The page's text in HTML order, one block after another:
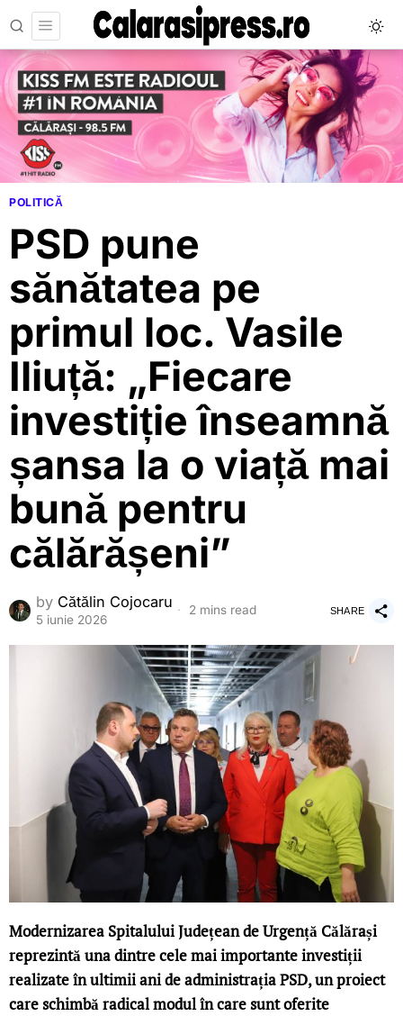
POLITICĂ
PSD pune
sănătatea pe
primul loc. Vasile
Iliuță: „Fiecare
investiție înseamnă
șansa la o viață mai
bună pentru
călărășeni”
by Cătălin Cojocaru
5 iunie 2026
2 mins read SHARE
Modernizarea Spitalului Județean de Urgență Călărași
reprezintă una dintre cele mai importante investiții
realizate în ultimii ani de administrația PSD, un proiect
care schimbă radical modul în care sunt oferite